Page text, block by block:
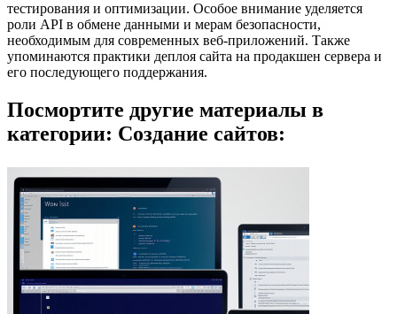
тестирования и оптимизации. Особое внимание уделяется
роли API в обмене данными и мерам безопасности,
необходимым для современных веб-приложений. Также
упоминаются практики деплоя сайта на продакшен сервера и
его последующего поддержания.
Посмортите другие материалы в
категории: Создание сайтов: